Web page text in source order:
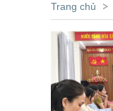
Trang chủ